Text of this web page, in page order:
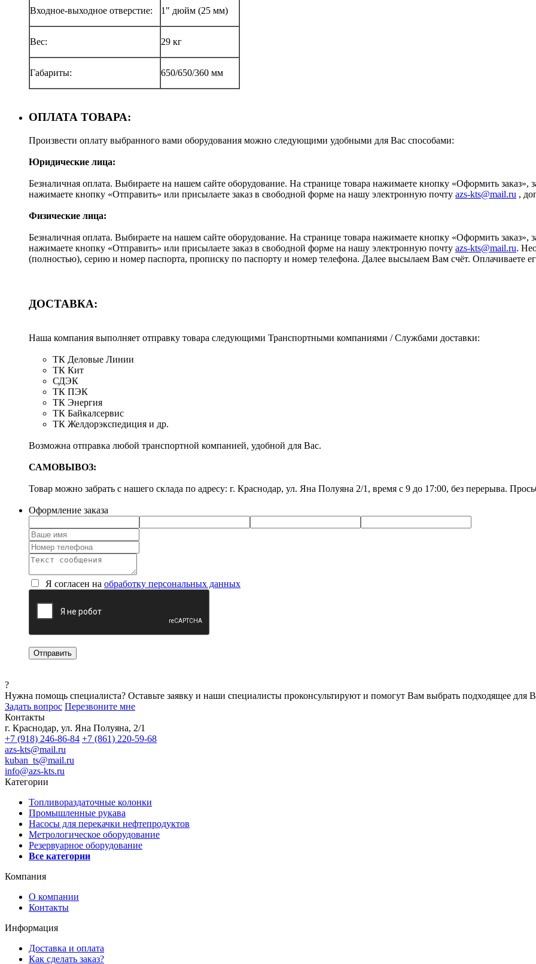
Входное-выходное отверстие: 1" дюйм (25 мм)
Вес: 29 кг
Габариты: 650/650/360 мм
ОПЛАТА ТОВАРА:
Произвести оплату выбранного вами оборудования можно следующими удобными для Вас способами:
Юридические лица:
Безналичная оплата. Выбираете на нашем сайте оборудование. На странице товара нажимаете кнопку «Оформить
нажимаете кнопку «Отправить» или присылаете заказ в свободной форме на нашу электронную почту azs-kts@mail.ru ,
Физические лица:
Безналичная оплата. Выбираете на нашем сайте оборудование. На странице товара нажимаете кнопку «Оформить
нажимаете кнопку «Отправить» или присылаете заказ в свободной форме на нашу электронную почту azs-kts@mail.ru.
(полностью), серию и номер паспорта, прописку по паспорту и номер телефона. Далее высылаем Вам счёт.
ДОСТАВКА:
Наша компания выполняет отправку товара следующими Транспортными компаниями / Службами доставки:
ТК Деловые Линии
ТК Кит
СДЭК
ТК ПЭК
ТК Энергия
ТК Байкалсервис
ТК Желдорэкспедиция и др.
Возможна отправка любой транспортной компанией, удобной для Вас.
САМОВЫВОЗ:
Товар можно забрать с нашего склада по адресу: г. Краснодар, ул. Яна Полуяна 2/1, время с 9 до 17:00, без перерыва.
Оформление заказа
Я согласен на обработку персональных данных
?
Нужна помощь специалиста? Оставьте заявку и наши специалисты проконсультируют и помогут Вам выбрать подходящее для
Задать вопрос Перезвоните мне
Контакты
г. Краснодар, ул. Яна Полуяна, 2/1
+7 (918) 246-86-84 +7 (861) 220-59-68
azs-kts@mail.ru
kuban_ts@mail.ru
info@azs-kts.ru
Категории
Топливораздаточные колонки
Промышленные рукава
Насосы для перекачки нефтепродуктов
Метрологическое оборудование
Резервуарное оборудование
Все категории
Компания
О компании
Контакты
Информация
Доставка и оплата
Как сделать заказ?